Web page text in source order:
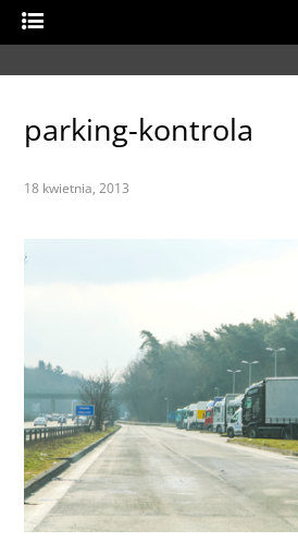
parking-kontrola
18 kwietnia, 2013